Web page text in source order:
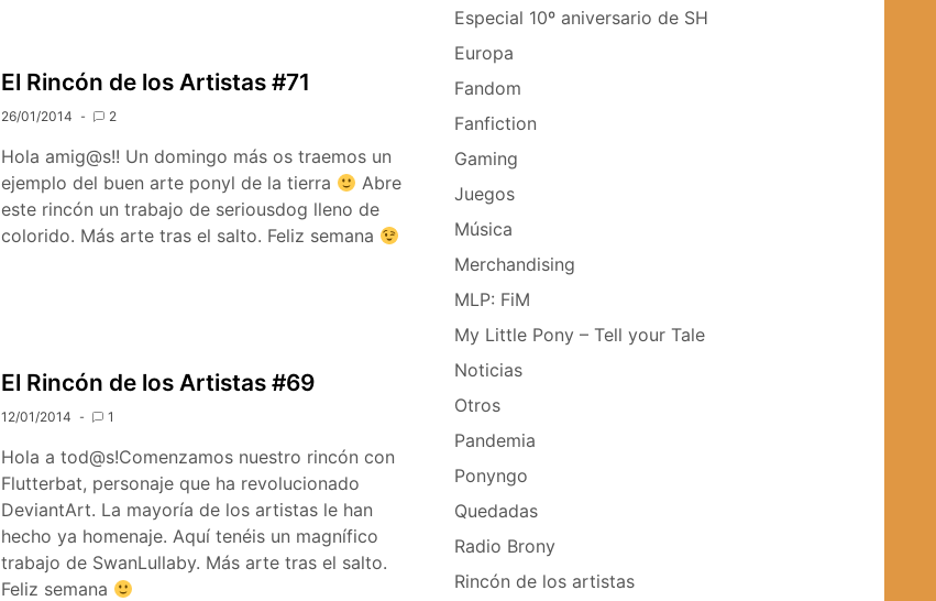
El Rincón de los Artistas #71
26/01/2014 2
Hola amig@s!! Un domingo más os traemos un
ejemplo del buen arte ponyl de la tierra
Abre
este rincón un trabajo de seriousdog lleno de
colorido. Más arte tras el salto. Feliz semana
El Rincón de los Artistas #69
12/01/2014 1
Hola a tod@s!Comenzamos nuestro rincón con
Flutterbat, personaje que ha revolucionado
DeviantArt. La mayoría de los artistas le han
hecho ya homenaje. Aquí tenéis un magnífico
trabajo de SwanLullaby. Más arte tras el salto.
Feliz semana
Especial 10º aniversario de SH
Europa
Fandom
Fanfiction
Gaming
Juegos
Música
Merchandising
MLP: FiM
My Little Pony – Tell your Tale
Noticias
Otros
Pandemia
Ponyngo
Quedadas
Radio Brony
Rincón de los artistas